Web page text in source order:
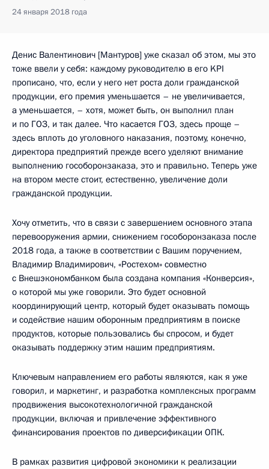
24 января 2018 года
Денис Валентинович [Мантуров] уже сказал об этом, мы это
тоже ввели у себя: каждому руководителю в его KPI
прописано, что, если у него нет роста доли гражданской
продукции, его премия уменьшается – не увеличивается,
а уменьшается, – хотя, может быть, он выполнил план
и по ГОЗ, и так далее. Что касается ГОЗ, здесь проще –
здесь вплоть до уголовного наказания, поэтому, конечно,
директора предприятий прежде всего уделяют внимание
выполнению гособоронзаказа, это и правильно. Теперь уже
на втором месте стоит, естественно, увеличение доли
гражданской продукции.
Хочу отметить, что в связи с завершением основного этапа
перевооружения армии, снижением гособоронзаказа после
2018 года, а также в соответствии с Вашим поручением,
Владимир Владимирович, «Ростехом» совместно
с Внешэкономбанком была создана компания «Конверсия»,
о которой мы уже говорили. Это будет основной
координирующий центр, который будет оказывать помощь
и содействие нашим оборонным предприятиям в поиске
продуктов, которые пользовались бы спросом, и будет
оказывать поддержку этим нашим предприятиям.
Ключевым направлением его работы являются, как я уже
говорил, и маркетинг, и разработка комплексных программ
продвижения высокотехнологичной гражданской
продукции, включая и привлечение эффективного
финансирования проектов по диверсификации ОПК.
В рамках развития цифровой экономики к реализации